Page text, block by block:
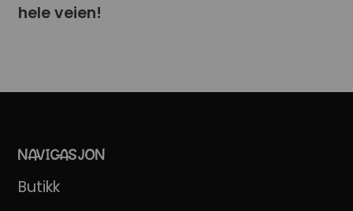
hele veien!
NAVIGASJON
Butikk